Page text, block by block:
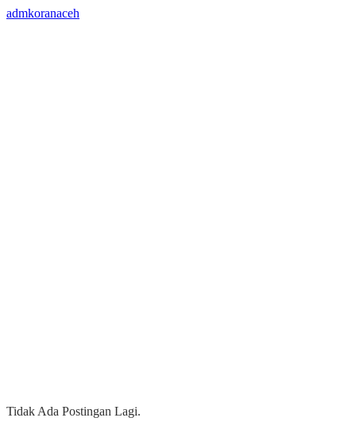
admkoranaceh
Tidak Ada Postingan Lagi.